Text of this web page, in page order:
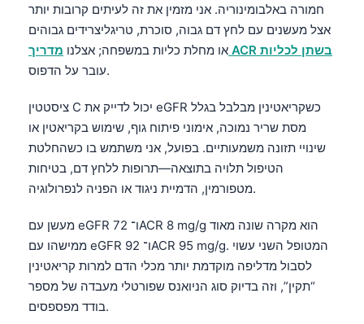
חמורה באלבומינוריה. אני מזמין את זה לעיתים קרובות יותר
אצל מעשנים עם לחץ דם גבוה, סוכרת, טריגליצרידים גבוהים
או מחלת כליות במשפחה; אצלנו
מדריך ACR בשתן לכליות
עובר על הדפוס.
ציסטטין C יכול לדייק את eGFR כשקריאטינין מבלבל בגלל
מסת שריר נמוכה, אימוני פיתוח גוף, שימוש בקריאטין או
שינויי תזונה משמעותיים. בפועל, אני משתמש בו כשהחלטת
הטיפול תלויה בתוצאה—תרופות ללחץ דם, בטיחות
מטפורמין, הדמיית ניגוד או הפניה לנפרולוגיה.
מעשן עם eGFR 72 ו־ACR 8 mg/g הוא מקרה שונה מאוד
ממישהו עם eGFR 92 ו־ACR 95 mg/g. המטופל השני עשוי
לסבול מדליפה מוקדמת יותר מכלי הדם למרות קריאטינין
“תקין”, וזה בדיוק סוג הניואנס שפורטלי מעבדה של מספר
בודד מפספסים. Türkçe
Română
简体中文
فارسی
Dansk
Nederlands
Հայերեն
Српски језик